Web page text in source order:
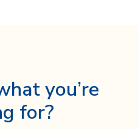
you’re
for?